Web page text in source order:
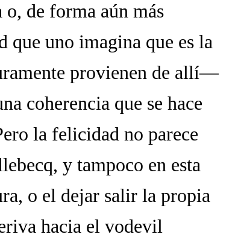
de forma aún más
que uno imagina que es la
provienen de allí—
coherencia que se hace
la felicidad no parece
y tampoco en esta
o el dejar salir la propia
hacia el vodevil